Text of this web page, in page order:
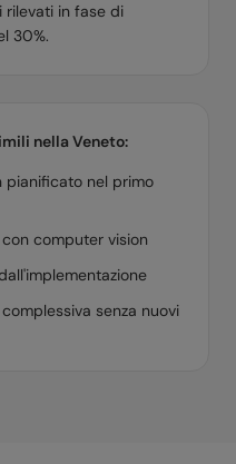
in fase di
30%.
nella Veneto:
pianificato nel primo
computer vision
senza nuovi